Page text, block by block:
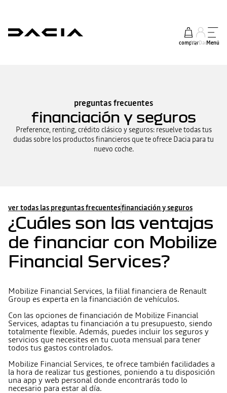
comprarMy DaciaMenú
preguntas frecuentes
financiación y seguros
Preference, renting, crédito clásico y seguros: resuelve todas tus
dudas sobre los productos financieros que te ofrece Dacia para tu
nuevo coche.
ver todas las preguntas frecuentesfinanciación y seguros
¿Cuáles son las ventajas
de financiar con Mobilize
Financial Services?
Mobilize Financial Services, la filial financiera de Renault
Group es experta en la financiación de vehículos.
Con las opciones de financiación de Mobilize Financial
Services, adaptas tu financiación a tu presupuesto, siendo
totalmente flexible. Además, puedes incluir los seguros y
servicios que necesites en tu cuota mensual para tener
todos tus gastos controlados.
Mobilize Financial Services, te ofrece también facilidades a
la hora de realizar tus gestiones, poniendo a tu disposición
una app y web personal donde encontrarás todo lo
necesario para estar al día.